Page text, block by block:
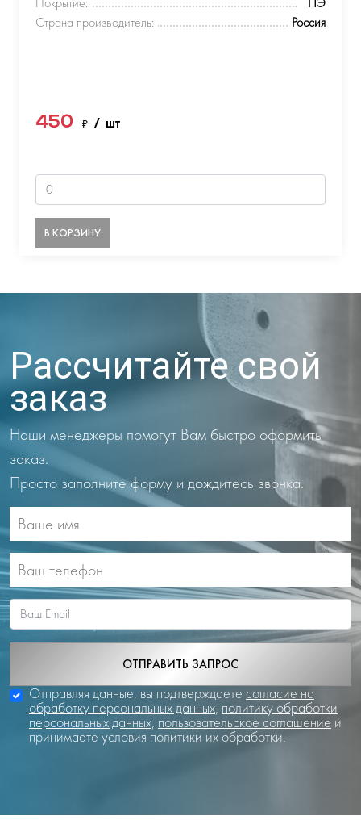
Страна производитель:
Россия
450 ₽ / шт
В КОРЗИНУ
Рассчитайте свой
заказ
Наши менеджеры помогут Вам быстро оформить
заказ.
Просто заполните форму и дождитесь звонка.
ОТПРАВИТЬ ЗАПРОС
Отправляя данные, вы подтверждаете согласие на
обработку персональных данных, политику обработки
персональных данных, пользовательское соглашение и
принимаете условия политики их обработки.